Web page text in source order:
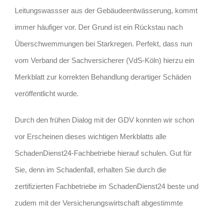
Leitungswassser aus der Gebäudeentwässerung, kommt
immer häufiger vor. Der Grund ist ein Rückstau nach
Überschwemmungen bei Starkregen. Perfekt, dass nun
vom Verband der Sachversicherer (VdS-Köln) hierzu ein
Merkblatt zur korrekten Behandlung derartiger Schäden
veröffentlicht wurde.
Durch den frühen Dialog mit der GDV konnten wir schon
vor Erscheinen dieses wichtigen Merkblatts alle
SchadenDienst24-Fachbetriebe hierauf schulen. Gut für
Sie, denn im Schadenfall, erhalten Sie durch die
zertifizierten Fachbetriebe im SchadenDienst24 beste und
zudem mit der Versicherungswirtschaft abgestimmte